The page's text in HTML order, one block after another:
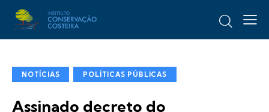
NOTÍCIAS POLÍTICAS PÚBLICAS
Assinado decreto do